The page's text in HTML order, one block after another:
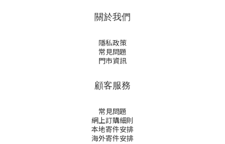
關於我們
隱私政策
常見問題
門市資訊
顧客服務
常見問題
網上訂購細則
本地寄件安排
海外寄件安排